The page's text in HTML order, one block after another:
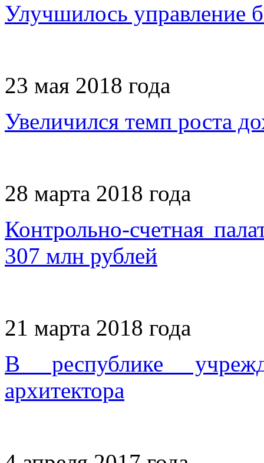
Улучшилось управление
23 мая 2018 года
Увеличился темп роста
28 марта 2018 года
Контрольно-счетная
307 млн рублей
21 марта 2018 года
В республике
архитектора